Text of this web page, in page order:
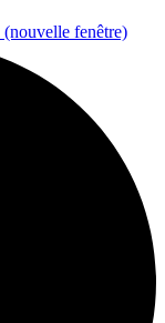
(nouvelle fenêtre)